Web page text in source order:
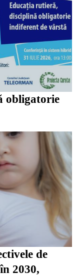
obligatorie
de
2030,